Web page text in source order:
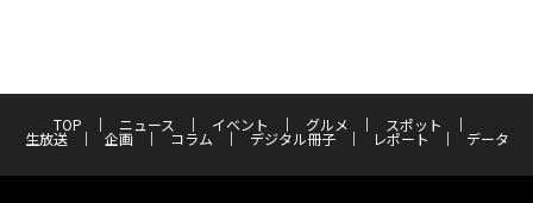
TOP ニュース イベント グルメ スポット
生放送 企画 コラム デジタル冊子 レポート データ